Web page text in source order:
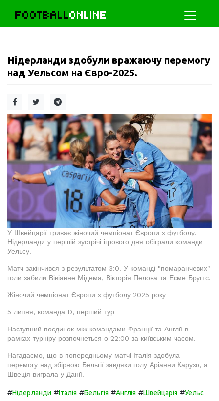
FOOTBALLONLINE
Нідерланди здобули вражаючу перемогу
над Уельсом на Євро-2025.
У Швейцарії триває жіночий чемпіонат Європи з футболу.
Нідерланди у першій зустрічі ігрового дня обіграли команди
Уельсу.
Матч закінчився з результатом 3:0. У команді "помаранчевих"
голи забили Вівіанне Мідема, Вікторія Пелова та Есме Бругтс.
Жіночий чемпіонат Європи з футболу 2025 року
5 липня, команда D, перший тур
Наступний поєдинок між командами Франції та Англії в
рамках турніру розпочнеться о 22:00 за київським часом.
Нагадаємо, що в попередньому матчі Італія здобула
перемогу над збірною Бельгії завдяки голу Аріанни Карузо, а
Швеція виграла у Данії.
#Нідерланди #Італія #Бельгія #Англія #Швейцарія #Уельс